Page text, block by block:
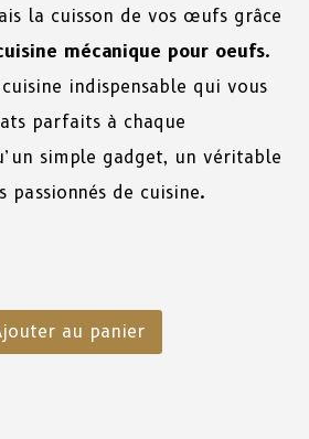
la cuisson de vos œufs grâce
mécanique pour oeufs.
indispensable qui vous
parfaits à chaque
simple gadget, un véritable
de cuisine.
au panier